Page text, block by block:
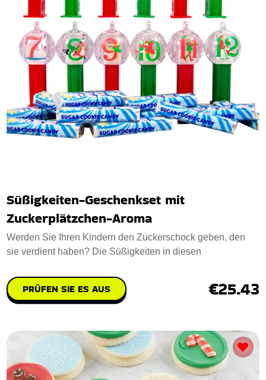
Süßigkeiten-Geschenkset mit
Zuckerplätzchen-Aroma
Werden Sie Ihren Kindern den Zuckerschock geben, den
sie verdient haben? Die Süßigkeiten in diesen
PRÜFEN SIE ES AUS €25.43